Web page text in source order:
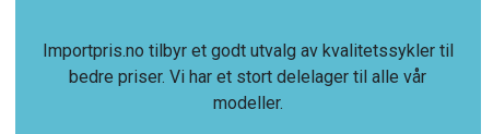
Importpris.no tilbyr et godt utvalg av kvalitetssykler til
bedre priser. Vi har et stort delelager til alle vår
modeller.